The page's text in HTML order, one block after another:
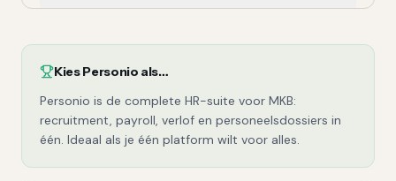
KiesPersonio als…
Personio is de complete HR-suite voor MKB:
recruitment, payroll, verlof en personeelsdossiers in
één. Ideaal als je één platform wilt voor alles.